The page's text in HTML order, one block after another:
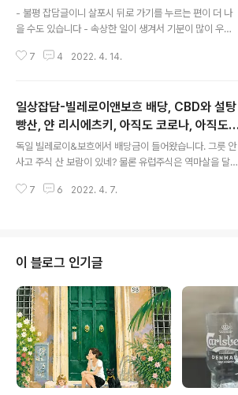
- 불평 잡담글이니 살포시 뒤로 가기를 누르는 편이 더 나
을 수도 있습니다 - 속상한 일이 생겨서 기분이 많이 우울
행기표 끊어서 급여행을 갔을 텐데, 지금은 그럴 수가 없으
(그나마 이번주는 휴가를 낼 수 있었지만 다음주는 휴가도
못내니, 기분 전환할 거면 오늘 떠났어야 하는데) 어떻게 이
렇게 마음대로 되는 일이 하나도 없을까. 이를테면, 내가 바
라는 건 80인데 세상이 나에게 허락하는 건 고작 20 정도
가 부족해서? 나는 100은 받아야 하는 사람이지만 겸손하
7 4 2022. 4. 14.
일상잡담-빌레로이앤보흐 배당, CBD와 설탕
빵산, 얀 리시에츠키, 아직도 코로나, 아직도
하자보수
독일 빌레로이&보흐에서 배당금이 들어왔습니다. 그릇 안
사고 주식 산 보람이 있네? 물론 유럽주식은 역마살을 달래
ㅋ 12종목 갖고 있는데 (독일, 포르투갈, 네덜란드, 벨기에)
라질 유통 회사" ㅋㅋㅋㅋ) 늘 브라질 주식을 사고 싶었지
만 제가 알기로는 국내 증권사 통해서 직접 투자는 안돼서
아쉬웠는데 - 물론 그 사이 거래 가능해진 증권사가 있을
수도 있음 - 미국에 상장된 브라질 유통업체 주식이 있어,
신나서 일단 한주 샀습니다. 특히나 이 회사 주식을 살 수
밖에 없었던 게 이 ..
7 6 2022. 4. 7.
이 블로그 인기글